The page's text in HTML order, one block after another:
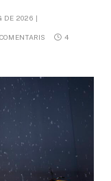
DE 2026
4